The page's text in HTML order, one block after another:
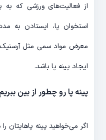
از فعالیت‌های ورزشی که به
استخوان پا، ایستادن به
معرض مواد سمی مثل آرسنیک
ایجاد پینه پا باشد.
پینه پا رو چطور از بین ببریم
اگر می‌خواهید پینه پاهایتان